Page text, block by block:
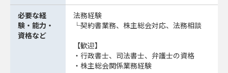
必要な経
験・能力・
資格など
法務経験
└契約書業務、株主総会対応、法務相談
【歓迎】
・行政書士、司法書士、弁護士の資格
・株主総会関係業務経験